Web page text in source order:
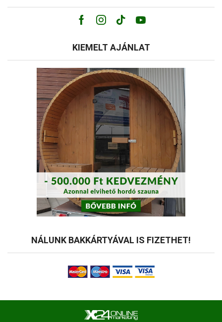
Facebook
Instagram
Tik-
tok
Youtube
KIEMELT AJÁNLAT
NÁLUNK BAKKÁRTYÁVAL IS FIZETHET!